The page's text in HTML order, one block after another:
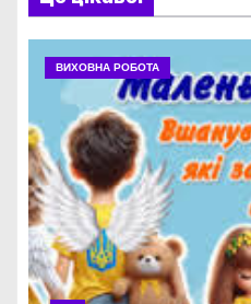
ВИХОВНА РОБОТА